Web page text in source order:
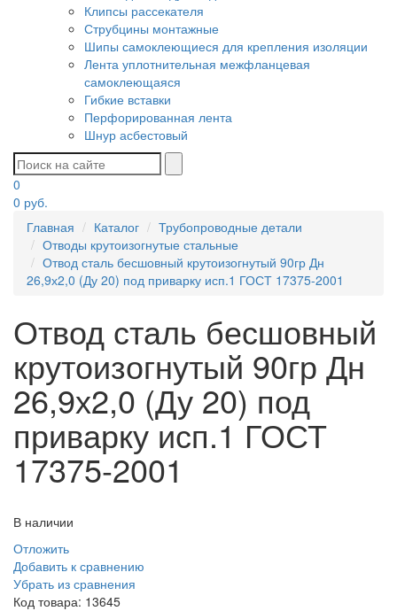
Клипсы рассекателя
Струбцины монтажные
Шипы самоклеющиеся для крепления изоляции
Лента уплотнительная межфланцевая
самоклеющаяся
Гибкие вставки
Перфорированная лента
Шнур асбестовый
0
0 руб.
Главная
Каталог
Трубопроводные детали
Отводы крутоизогнутые стальные
Отвод сталь бесшовный крутоизогнутый 90гр Дн
26,9х2,0 (Ду 20) под приварку исп.1 ГОСТ 17375-2001
Отвод сталь бесшовный
крутоизогнутый 90гр Дн
26,9х2,0 (Ду 20) под
приварку исп.1 ГОСТ
17375-2001
В наличии
Отложить
Добавить к сравнению
Убрать из сравнения
Код товара: 13645